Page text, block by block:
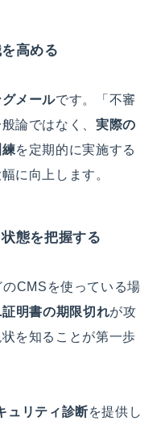
高める
メールです。「不審
論ではなく、 実際の
を定期的に実施する
に向上します。
態を把握する
CMSを使っている場
明書の期限切れが攻
を知ることが第一歩
ュリティ診断を提供し